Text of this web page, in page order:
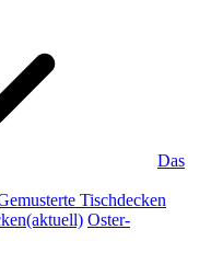
Das
Tischdecken
(aktuell) Oster-